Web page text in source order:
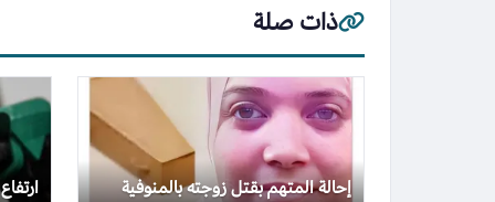
ذات صلة
إحالة المتهم بقتل زوجته بالمنوفية